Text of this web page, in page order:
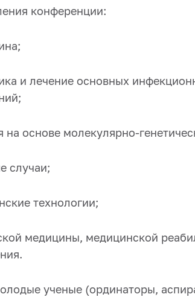
конференции:
и лечение основных
основе молекулярно-
случаи;
технологии;
медицины, медицинской
ученые (ординаторы,